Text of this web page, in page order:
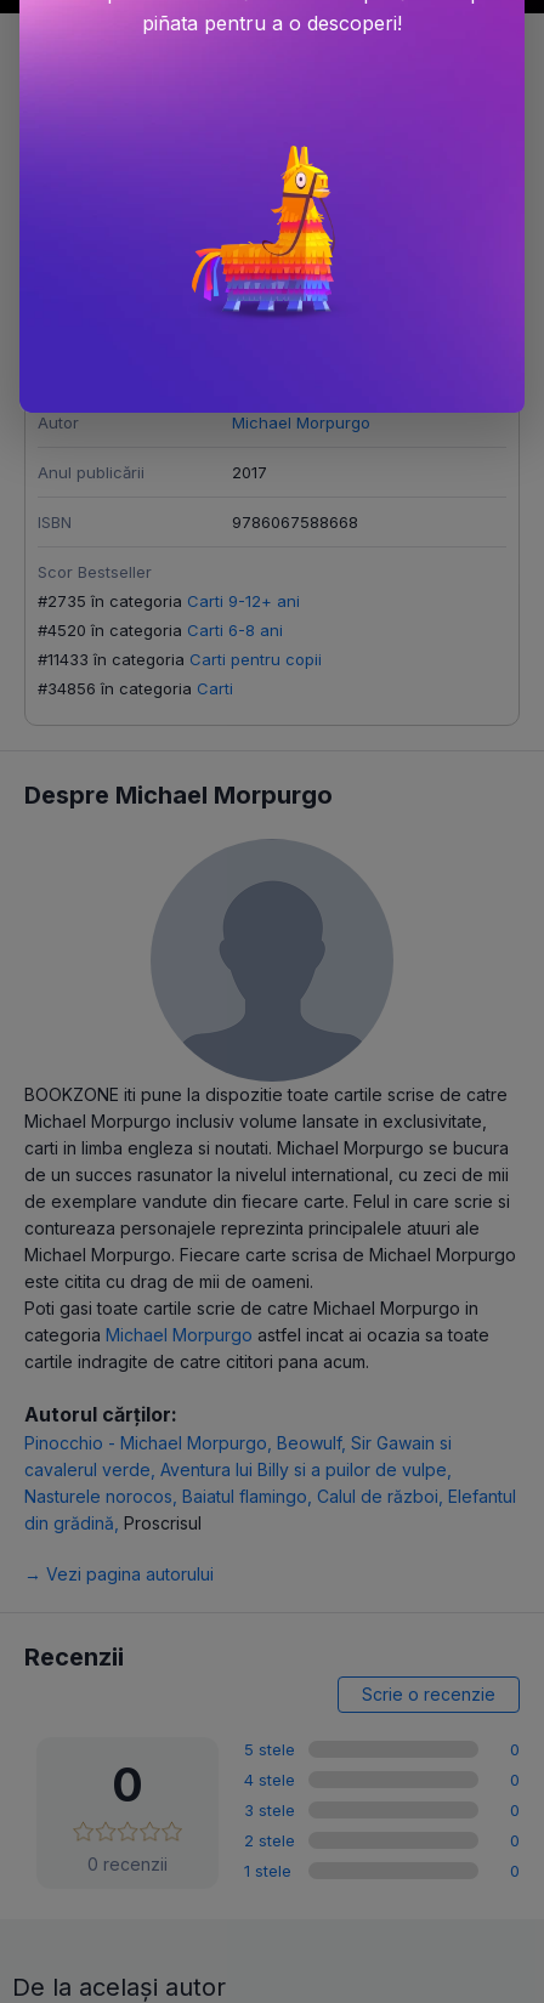
130x200
160
Autor Michael Morpurgo
Anul publicării 2017
ISBN 9786067588668
Scor Bestseller
#2735 în categoria Carti 9-12+ ani
#4520 în categoria Carti 6-8 ani
#11433 în categoria Carti pentru copii
#34856 în categoria Carti
Despre Michael Morpurgo
BOOKZONE iti pune la dispozitie toate cartile scrise de catre
Michael Morpurgo inclusiv volume lansate in exclusivitate,
carti in limba engleza si noutati. Michael Morpurgo se bucura
de un succes rasunator la nivelul international, cu zeci de mii
de exemplare vandute din fiecare carte. Felul in care scrie si
contureaza personajele reprezinta principalele atuuri ale
Michael Morpurgo. Fiecare carte scrisa de Michael Morpurgo
este citita cu drag de mii de oameni.
Poti gasi toate cartile scrie de catre Michael Morpurgo in
categoria Michael Morpurgo astfel incat ai ocazia sa toate
cartile indragite de catre cititori pana acum.
Autorul cărților:
Pinocchio - Michael Morpurgo Beowulf, Sir Gawain si
cavalerul verde Aventura lui Billy si a puilor de vulpe
Nasturele norocos Baiatul flamingo Calul de război Elefantul
din grădină Proscrisul
→ Vezi pagina autorului
Recenzii
Scrie o recenzie
0
0 recenzii
5 stele
0
4 stele
0
3 stele
0
2 stele
0
1 stele
0
De la același autor
piñata pentru a o descoperi!